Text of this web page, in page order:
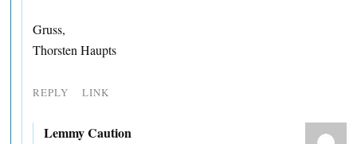
Gruss,
Thorsten Haupts
REPLY LINK
Lemmy Caution